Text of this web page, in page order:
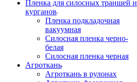
Пленка для силосных траншей и
курганов
Пленка подкладочная
вакуумная
Силосная пленка черно-
белая
Силосная пленка черная
Агроткань
Агроткань в рулонах